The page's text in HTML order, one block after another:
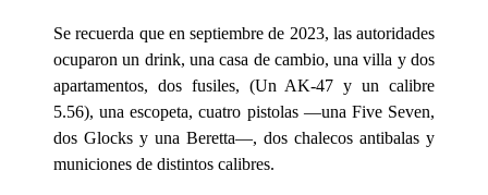
Se recuerda que en septiembre de 2023, las autoridades
ocuparon un drink, una casa de cambio, una villa y dos
apartamentos, dos fusiles, (Un AK-47 y un calibre
5.56), una escopeta, cuatro pistolas —una Five Seven,
dos Glocks y una Beretta—, dos chalecos antibalas y
municiones de distintos calibres.